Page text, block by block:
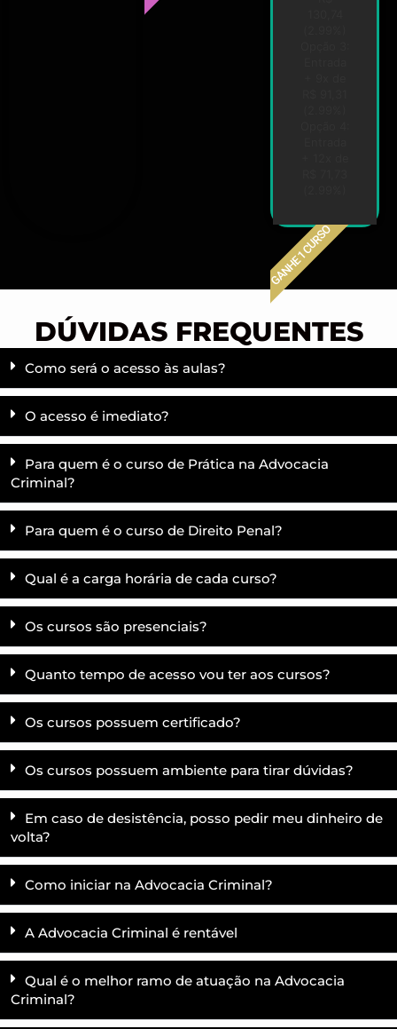
GANHE 1 CURSO
DÚVIDAS FREQUENTES
Como será o acesso às aulas?
O acesso é imediato?
Para quem é o curso de Prática na Advocacia
Criminal?
Para quem é o curso de Direito Penal?
Qual é a carga horária de cada curso?
Os cursos são presenciais?
Quanto tempo de acesso vou ter aos cursos?
Os cursos possuem certificado?
Os cursos possuem ambiente para tirar dúvidas?
Em caso de desistência, posso pedir meu dinheiro de
volta?
Como iniciar na Advocacia Criminal?
A Advocacia Criminal é rentável
Qual é o melhor ramo de atuação na Advocacia
Criminal?